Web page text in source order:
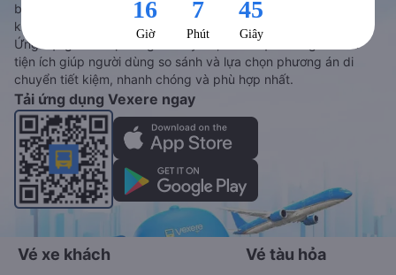
bay và hãng tàu cùng dịch vụ thuê xe máy, xe du lịch phủ
khắp các tỉnh thành tại Việt Nam.
Ứng dụng hiển thị thông tin đầy đủ, minh bạch cùng vô vàn
tiện ích giúp người dùng so sánh và lựa chọn phương án di
chuyển tiết kiệm, nhanh chóng và phù hợp nhất.
Tải ứng dụng Vexere ngay
Vé xe khách Vé tàu hỏa